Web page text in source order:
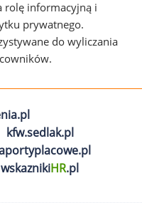
rolę informacyjną i
prywatnego.
do wyliczania
kfw.sedlak.pl
wskaznikiHR.pl